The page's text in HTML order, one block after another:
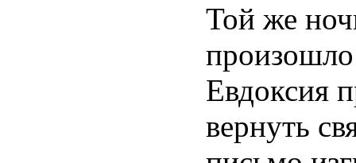
Той же
произошло
Евдоксия
вернуть